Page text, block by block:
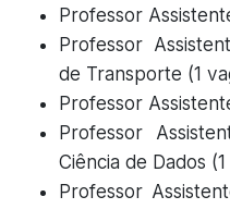
Professor
Professor
de Transporte (1
Professor
Professor
Ciência de Dados
Professor